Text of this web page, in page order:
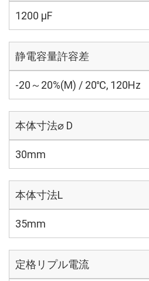
1200 µF
静電容量許容差
-20～20%(M) / 20℃, 120Hz
本体寸法⌀ D
30mm
本体寸法L
35mm
定格リプル電流